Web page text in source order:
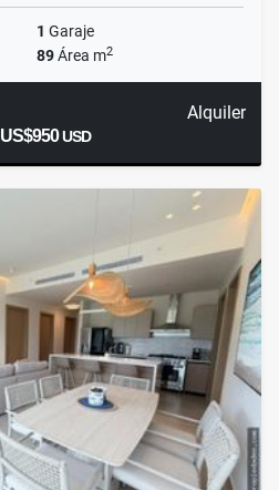
1 Garaje
89Área m2
Alquiler
US$950USD